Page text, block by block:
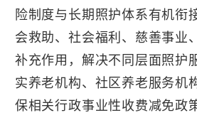
险制度与长期照护体系有机衔
会救助、社会福利、慈善事业
补充作用，解决不同层面照护
实养老机构、社区养老服务机
保相关行政事业性收费减免政